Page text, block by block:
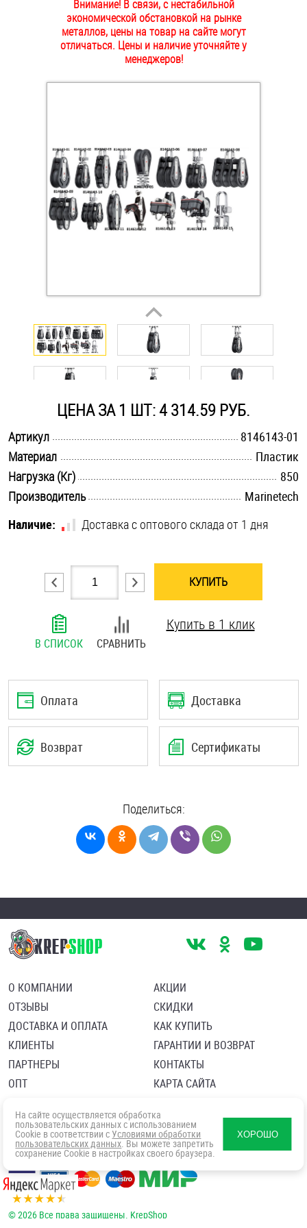
ОПЛАТА И ДОСТАВКА
НАШИ МАГАЗИНЫ
Втулки
Заклепки (Гайки-Заклепки)
Инструмент
Крюки, кольца с шурупной резьбой
Оснастка и аксессуары для яхт
Пробки
Саморезы и шурупы
Стопорные кольца
Такелаж
Шайбы
Шпильки
Шплинты
Внимание! В связи, с нестабильной
экономической обстановкой на рынке
металлов, цены на товар на сайте могут
отличаться. Цены и наличие уточняйте у
менеджеров!
ЦЕНА ЗА 1 ШТ: 4 314.59 РУБ.
Артикул
8146143-01
Материал
Пластик
Нагрузка (Кг)
850
Производитель
Marinetech
Наличие:
Доставка с оптового склада от 1 дня
КУПИТЬ
В СПИСОК СРАВНИТЬ
Купить в 1 клик
Оплата Доставка
Возврат Сертификаты
Поделиться:
О КОМПАНИИ
ОТЗЫВЫ
ДОСТАВКА И ОПЛАТА
КЛИЕНТЫ
ПАРТНЕРЫ
ОПТ
АКЦИИ
СКИДКИ
КАК КУПИТЬ
ГАРАНТИИ И ВОЗВРАТ
КОНТАКТЫ
КАРТА САЙТА
Политика в отношении обработки персональных данных
Согласие посетителя сайта на обработку персональных данны
© 2026 Все права защищены. KrepShop
На сайте осуществляется обработка
пользовательских данных с использованием
Cookie в соответствии с Условиями обработки
пользовательских данных. Вы можете запретить
сохранение Cookie в настройках своего браузера.
ХОРОШО